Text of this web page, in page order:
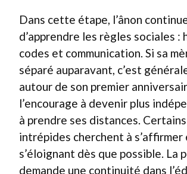
Dans cette étape, l’ânon
d’apprendre les règles sociales :
codes et communication. Si sa
séparé auparavant, c’est
autour de son premier
l’encourage à devenir plus
à prendre ses distances.
intrépides cherchent à s’affirmer
s’éloignant dès que possible. La
demande une continuité dans